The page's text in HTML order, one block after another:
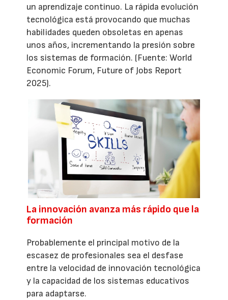
un aprendizaje continuo. La rápida evolución
tecnológica está provocando que muchas
habilidades queden obsoletas en apenas
unos años, incrementando la presión sobre
los sistemas de formación. (Fuente: World
Economic Forum, Future of Jobs Report
2025).
La innovación avanza más rápido que la
formación
Probablemente el principal motivo de la
escasez de profesionales sea el desfase
entre la velocidad de innovación tecnológica
y la capacidad de los sistemas educativos
para adaptarse.